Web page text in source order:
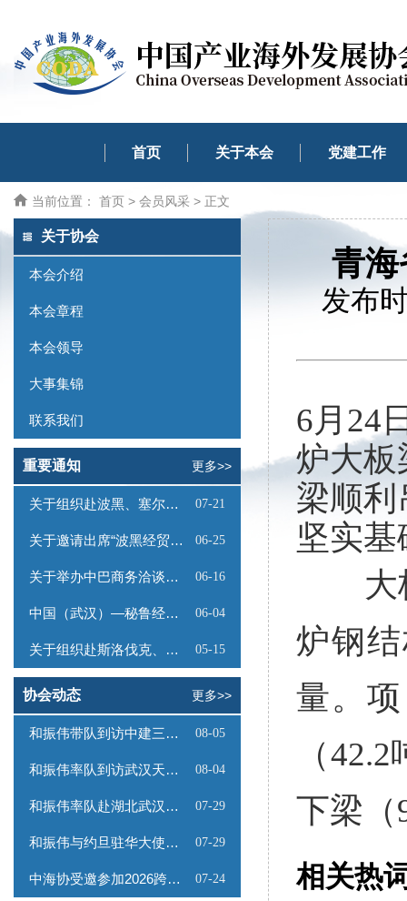
首页 关于本会 党建工作
当前位置： 首页 > 会员风采 > 正文
关于协会
本会介绍
本会章程
本会领导
大事集锦
联系我们
重要通知 更多>>
关于组织赴波黑、塞尔维亚商务考察的函 07-21
关于邀请出席“波黑经贸投资推介会”的函 06-25
关于举办中巴商务洽谈会的通知 06-16
中国（武汉）—秘鲁经贸合作推介会邀请函 06-04
关于组织赴斯洛伐克、奥地利商务考察的函 05-15
协会动态 更多>>
和振伟带队到访中建三局数字工程有限公司 08-05
和振伟率队到访武汉天源集团 08-04
和振伟率队赴湖北武汉调研 07-29
和振伟与约旦驻华大使会谈 07-29
中海协受邀参加2026跨境能源矿产出海专题路演会 07-24
青海
发布
6月24
炉大板
梁顺利
坚实基
大板
炉钢
量。
（
下梁（
相关热